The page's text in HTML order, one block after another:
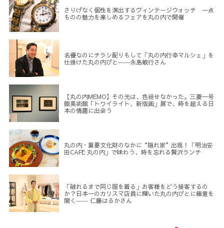
さりげなく個性を演出するヴィンテージウォッチ 一点
ものの魅力を楽しめるフェアを丸の内で開催
名優なのにチラシ配りもして「丸の内行幸マルシェ」を
仕掛けた丸の内びと――永島敏行さん
【丸の内MEMO】その光は、色褪せなかった。三菱一号
館美術館「トワイライト、新版画」展で、時を超える日
本の情趣に出会う
丸の内・重要文化財のなかに“隠れ家”出現！「明治安
田CAFE 丸の内」で味わう、時を忘れる贅沢ランチ
「破れるまで同じ服を着る」お客様をどう接客するの
か？日本一のカリスマ店員に輝いた丸の内びとに極意を
聞く―― 仁藤はるかさん